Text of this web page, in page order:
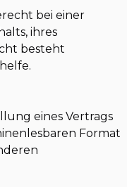
bei einer
ihres
besteht
eines Vertrags
Format